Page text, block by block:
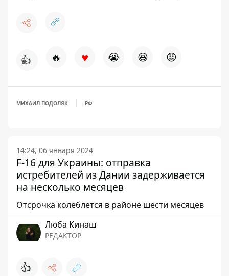
👍 🔥 ♥ 😭 😆 😡
МИХАИЛ ПОДОЛЯК РФ
14:24, 06 января 2024
F-16 для Украины: отправка
истребителей из Дании задерживается
на несколько месяцев
Отсрочка колеблется в районе шести месяцев
Люба Кинаш
РЕДАКТОР
👍